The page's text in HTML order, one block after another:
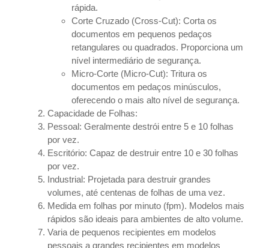
rápida.
Corte Cruzado (Cross-Cut): Corta os
documentos em pequenos pedaços
retangulares ou quadrados. Proporciona um
nível intermediário de segurança.
Micro-Corte (Micro-Cut): Tritura os
documentos em pedaços minúsculos,
oferecendo o mais alto nível de segurança.
Capacidade de Folhas:
Pessoal: Geralmente destrói entre 5 e 10 folhas
por vez.
Escritório: Capaz de destruir entre 10 e 30 folhas
por vez.
Industrial: Projetada para destruir grandes
volumes, até centenas de folhas de uma vez.
Medida em folhas por minuto (fpm). Modelos mais
rápidos são ideais para ambientes de alto volume.
Varia de pequenos recipientes em modelos
pessoais a grandes recipientes em modelos